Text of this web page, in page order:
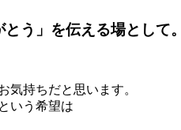
気持ちだと思います。
いう希望は